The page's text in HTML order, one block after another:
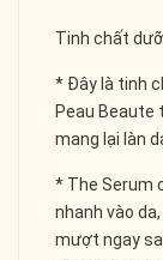
Tinh chất
* Đây là tinh
Peau Beaute
mang lại làn
* The Serum
nhanh vào
mượt ngay